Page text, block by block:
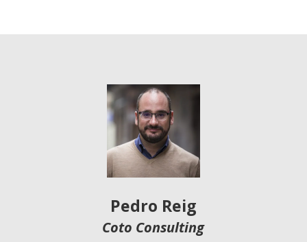
Pedro Reig
Coto Consulting